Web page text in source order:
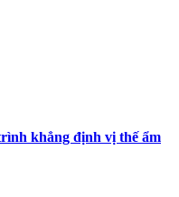
khẳng định vị thế ẩm